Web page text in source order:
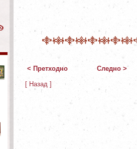
< Претходно Следно >
[ Назад ]